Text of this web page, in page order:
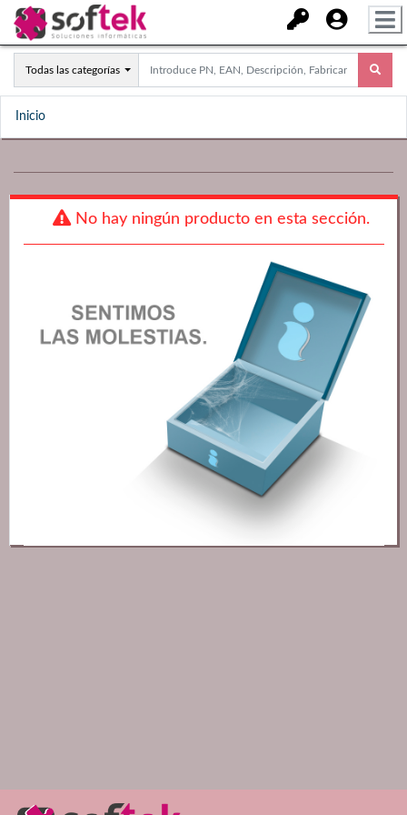
Todas las categorías
Inicio
No hay ningún producto en esta sección.